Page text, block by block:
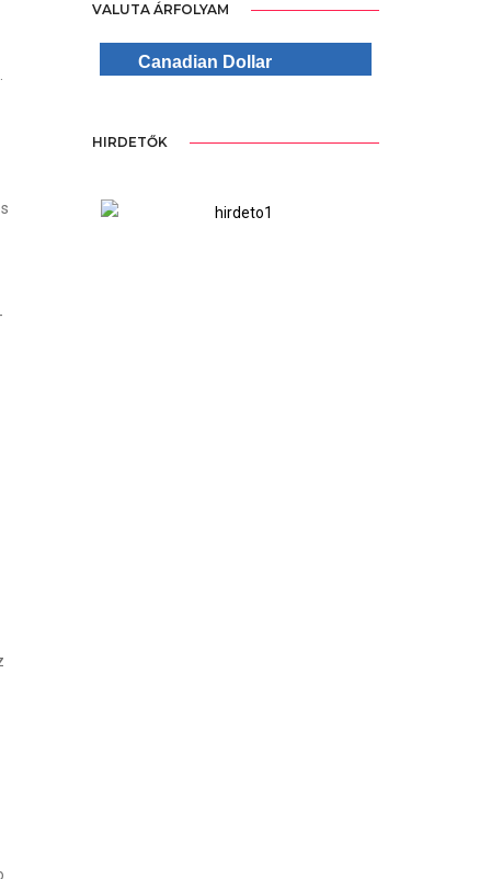
VALUTA ÁRFOLYAM
Canadian Dollar
HIRDETŐK
Version